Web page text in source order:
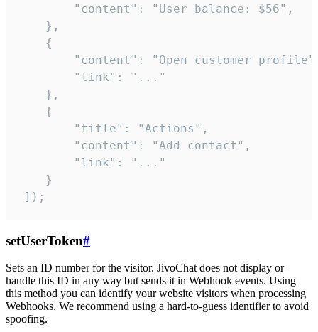
        "content": "User balance: $56",
    },
    {
"content": "Open customer
        "link": "..."
    },
    {
        "title": "Actions",
        "content": "Add contact",
        "link": "..."
    }
]);
setUserToken#
Sets an ID number for the visitor. JivoChat does not display or
handle this ID in any way but sends it in Webhook events. Using
this method you can identify your website visitors when processing
Webhooks. We recommend using a hard-to-guess identifier to avoid
spoofing.